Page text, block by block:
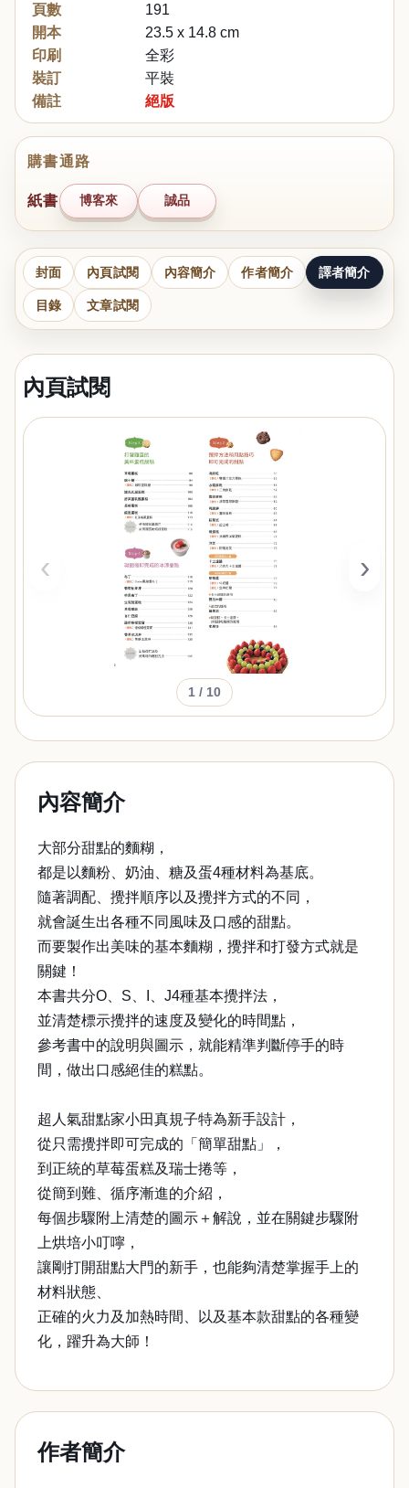
頁數
191
開本
23.5 x 14.8 cm
印刷
全彩
裝訂
平裝
備註
絕版
購書通路
紙書 博客來 誠品
封面 內頁試閱 內容簡介 作者簡介 譯者簡介
目錄 文章試閱
內頁試閱
‹ ›
1 / 10
內容簡介
大部分甜點的麵糊，
都是以麵粉、奶油、糖及蛋4種材料為基底。
隨著調配、攪拌順序以及攪拌方式的不同，
就會誕生出各種不同風味及口感的甜點。
而要製作出美味的基本麵糊，攪拌和打發方式就是
關鍵！
本書共分O、S、I、J4種基本攪拌法，
並清楚標示攪拌的速度及變化的時間點，
參考書中的說明與圖示，就能精準判斷停手的時
間，做出口感絕佳的糕點。
超人氣甜點家小田真規子特為新手設計，
從只需攪拌即可完成的「簡單甜點」，
到正統的草莓蛋糕及瑞士捲等，
從簡到難、循序漸進的介紹，
每個步驟附上清楚的圖示＋解說，並在關鍵步驟附
上烘培小叮嚀，
讓剛打開甜點大門的新手，也能夠清楚掌握手上的
材料狀態、
正確的火力及加熱時間、以及基本款甜點的各種變
化，躍升為大師！
作者簡介